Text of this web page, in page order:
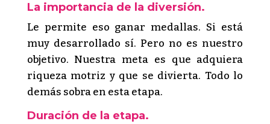
La importancia de la diversión.
Le permite eso ganar medallas. Si está
muy desarrollado sí. Pero no es nuestro
objetivo. Nuestra meta es que adquiera
riqueza motriz y que se divierta. Todo lo
demás sobra en esta etapa.
Duración de la etapa.